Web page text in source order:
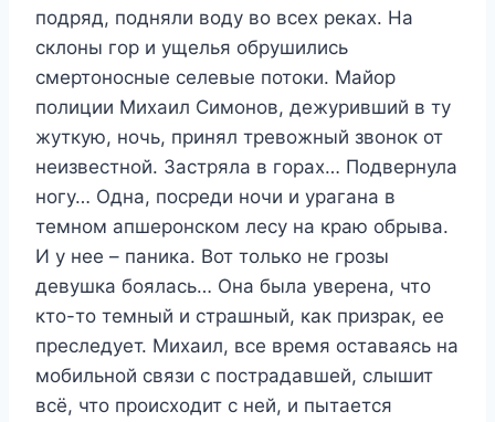
подряд, подняли воду во всех реках. На
склоны гор и ущелья обрушились
смертоносные селевые потоки. Майор
полиции Михаил Симонов, дежуривший в ту
жуткую, ночь, принял тревожный звонок от
неизвестной. Застряла в горах… Подвернула
ногу… Одна, посреди ночи и урагана в
темном апшеронском лесу на краю обрыва.
И у нее – паника. Вот только не грозы
девушка боялась… Она была уверена, что
кто-то темный и страшный, как призрак, ее
преследует. Михаил, все время оставаясь на
мобильной связи с пострадавшей, слышит
всё, что происходит с ней, и пытается